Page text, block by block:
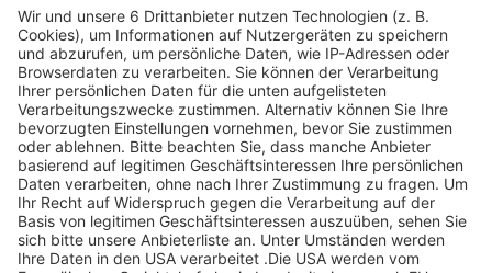
Legen Sie zum
Mitbieten eine
Höchstgrenze für
Ihr Gebot fest. Ein
automatischer
Bietagent bietet
für Sie bis zum
Höchstgebot.
Sind Sie am Ende
der
Höchstbietende,
werden Sie per E-
Mail informiert
und erhalten nach
Zahlungseingang
ein Zertifikat zum